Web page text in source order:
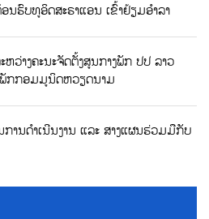
ນຮົບທູອິດສະຣາແອນ ເຂົ້າຢ້ຽມອຳລາ
ວ່າງຄະນະຈັດຕັ້ງສູນກາງພັກ ປປ ລາວ
ພັກກອມມູນິດຫວຽດນາມ
ານດຳເນີນງານ ແລະ ສາງແຜນຮ່ວມມືກັບ